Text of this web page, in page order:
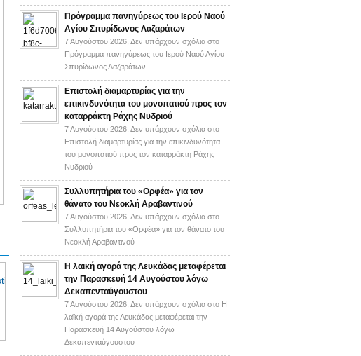
Πρόγραμμα πανηγύρεως του Ιερού Ναού
Αγίου Σπυρίδωνος Λαζαράτων
7 Αυγούστου 2026, Δεν υπάρχουν σχόλια στο
Πρόγραμμα πανηγύρεως του Ιερού Ναού Αγίου
Σπυρίδωνος Λαζαράτων
Επιστολή διαμαρτυρίας για την
επικινδυνότητα του μονοπατιού προς τον
καταρράκτη Ράχης Νυδριού
7 Αυγούστου 2026, Δεν υπάρχουν σχόλια στο
Επιστολή διαμαρτυρίας για την επικινδυνότητα
του μονοπατιού προς τον καταρράκτη Ράχης
Νυδριού
Συλλυπητήρια του «Ορφέα» για τον
θάνατο του Νεοκλή Αραβαντινού
7 Αυγούστου 2026, Δεν υπάρχουν σχόλια στο
Συλλυπητήρια του «Ορφέα» για τον θάνατο του
Νεοκλή Αραβαντινού
Η λαϊκή αγορά της Λευκάδας μεταφέρεται
την Παρασκευή 14 Αυγούστου λόγω
Δεκαπενταύγουστου
7 Αυγούστου 2026, Δεν υπάρχουν σχόλια στο Η
λαϊκή αγορά της Λευκάδας μεταφέρεται την
Παρασκευή 14 Αυγούστου λόγω
Δεκαπενταύγουστου